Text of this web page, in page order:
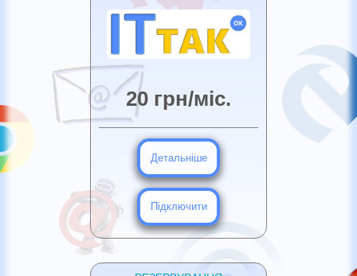
20 грн/міс.
Детальніше
Підключити